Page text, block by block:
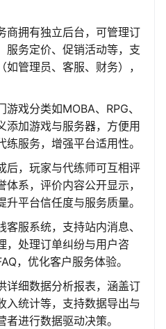
商拥有独立后台，可管理订
服务定价、促销活动等，支
管理员、客服、财务），
游戏分类如MOBA、RPG、
添加游戏与服务器，方便用
服务，增强平台适用性。
后，玩家与代练师可互相评
系，评价内容公开显示，
平台信任度与服务质量。
客服系统，支持站内消息、
，处理订单纠纷与用户咨
，优化客户服务体验。
详细数据分析报表，涵盖订
入统计等，支持数据导出与
进行数据驱动决策。